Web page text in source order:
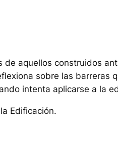
aquellos construidos
sobre las barreras
intenta aplicarse a la
Edificación.